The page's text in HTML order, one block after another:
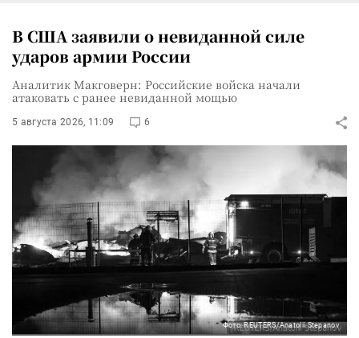
В США заявили о невиданной силе
ударов армии России
Аналитик Макговерн: Российские войска начали
атаковать с ранее невиданной мощью
5 августа 2026, 11:09 6
Фото: REUTERS/Anatolii Stepanov